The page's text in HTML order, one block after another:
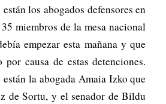
los abogados defensores en
miembros de la mesa nacional
empezar esta mañana y que
por causa de estas detenciones.
la abogada Amaia Izko que
de Sortu, y el senador de Bildu